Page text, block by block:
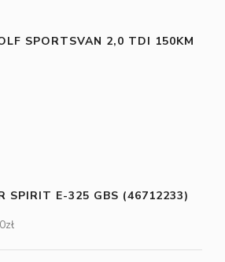
SPORTSVAN 2,0 TDI 150KM
SPIRIT E-325 GBS (46712233)
zł